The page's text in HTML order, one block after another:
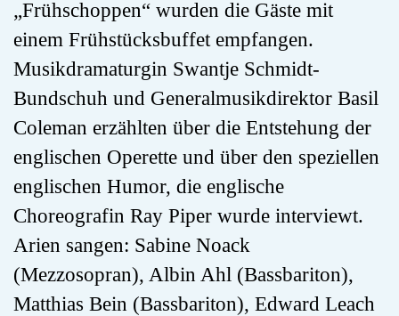
„Frühschoppen“ wurden die Gäste mit
einem Frühstücksbuffet empfangen.
Musikdramaturgin Swantje Schmidt-
Bundschuh und Generalmusikdirektor Basil
Coleman erzählten über die Entstehung der
englischen Operette und über den speziellen
englischen Humor, die englische
Choreografin Ray Piper wurde interviewt.
Arien sangen: Sabine Noack
(Mezzosopran), Albin Ahl (Bassbariton),
Matthias Bein (Bassbariton), Edward Leach